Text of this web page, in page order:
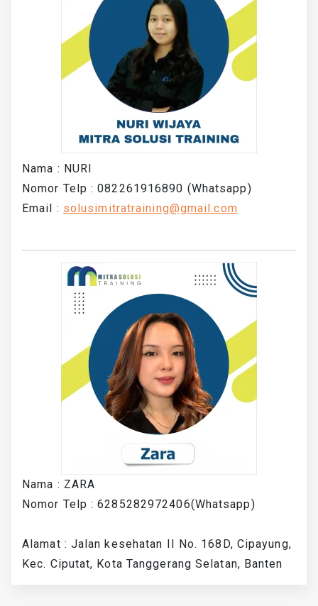
Nama : NURI
Nomor Telp : 082261916890 (Whatsapp)
Email : solusimitratraining@gmail.com
Nama : ZARA
Nomor Telp : 6285282972406(Whatsapp)
Alamat : Jalan kesehatan II No. 168D, Cipayung,
Kec. Ciputat, Kota Tanggerang Selatan, Banten